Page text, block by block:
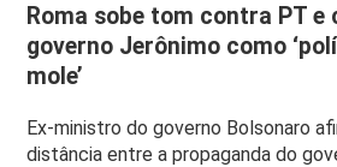
Roma sobe tom contra PT e
governo Jerônimo como
mole’
Ex-ministro do governo Bolsonaro
distância entre a propaganda do